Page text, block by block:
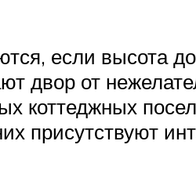
если высота
двор от
коттеджных
присутствуют